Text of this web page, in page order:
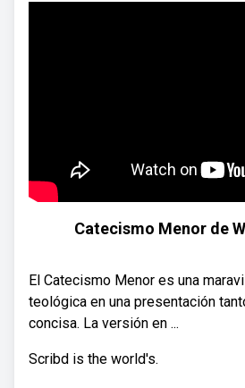
Catecismo Menor de
El Catecismo Menor es una
teológica en una presentación
concisa. La versión en ...
Scribd is the world's.